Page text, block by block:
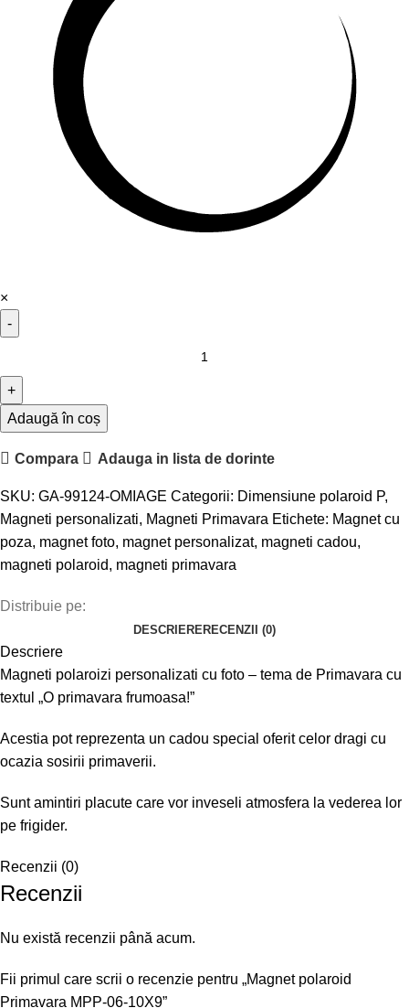
×
Adaugă în coș
Compara Adauga in lista de dorinte
SKU: GA-99124-OMIAGE Categorii: Dimensiune polaroid P,
Magneti personalizati, Magneti Primavara Etichete: Magnet cu
poza, magnet foto, magnet personalizat, magneti cadou,
magneti polaroid, magneti primavara
Distribuie pe:
DESCRIERERECENZII (0)
Descriere
Magneti polaroizi personalizati cu foto – tema de Primavara cu
textul „O primavara frumoasa!”
Acestia pot reprezenta un cadou special oferit celor dragi cu
ocazia sosirii primaverii.
Sunt amintiri placute care vor inveseli atmosfera la vederea lor
pe frigider.
Recenzii (0)
Recenzii
Nu există recenzii până acum.
Fii primul care scrii o recenzie pentru „Magnet polaroid
Primavara MPP-06-10X9”